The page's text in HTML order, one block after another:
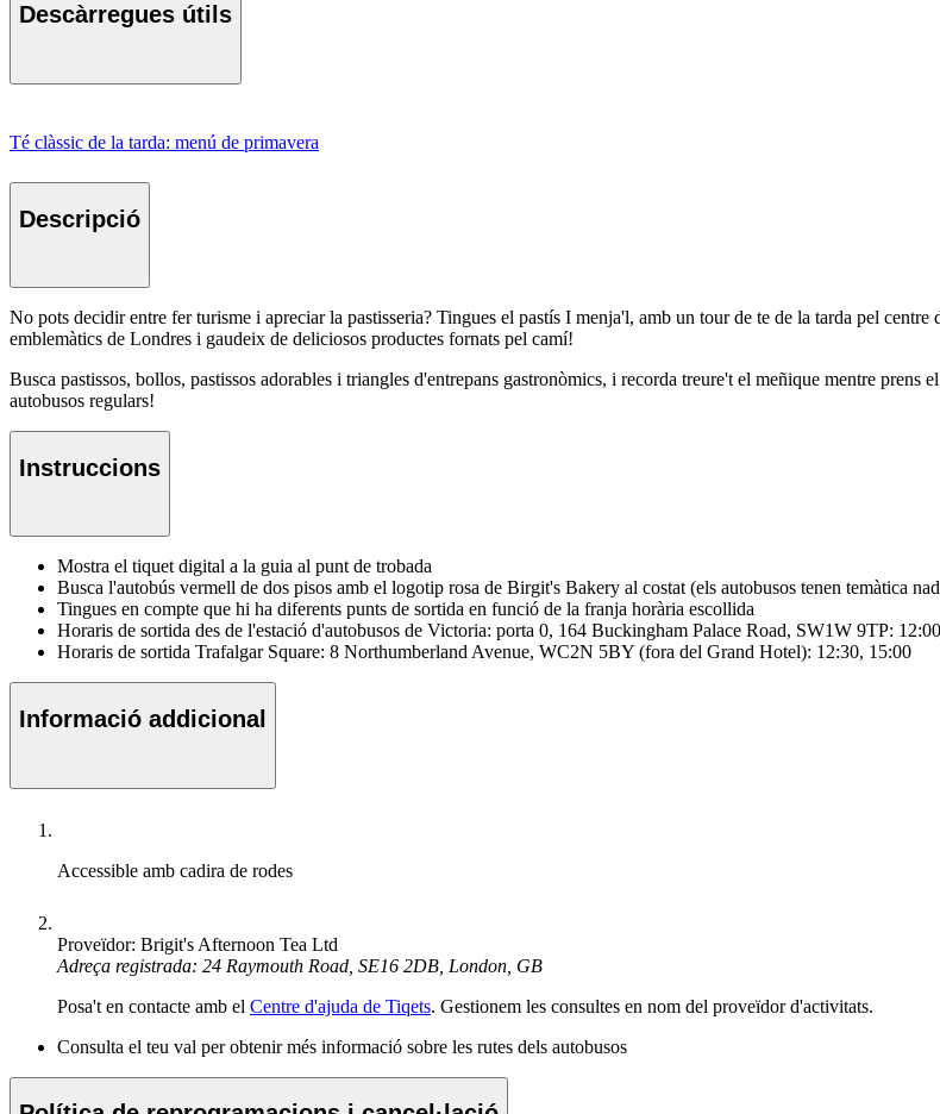
Descàrregues útils
Té clàssic de la tarda: menú de primavera
Descripció
No pots decidir entre fer turisme i apreciar la pastisseria? Tingues el pastís I menja'l, amb un tour de te de la tarda pel
emblemàtics de Londres i gaudeix de deliciosos productes fornats pel camí!
Busca pastissos, bollos, pastissos adorables i triangles d'entrepans gastronòmics, i recorda treure't el meñique mentre
autobusos regulars!
Instruccions
Mostra el tiquet digital a la guia al punt de trobada
Busca l'autobús vermell de dos pisos amb el logotip rosa de Birgit's Bakery al costat (els autobusos tenen temàtica
Tingues en compte que hi ha diferents punts de sortida en funció de la franja horària escollida
Horaris de sortida des de l'estació d'autobusos de Victoria: porta 0, 164 Buckingham Palace Road, SW1W 9TP:
Horaris de sortida Trafalgar Square: 8 Northumberland Avenue, WC2N 5BY (fora del Grand Hotel): 12:30, 15:00
Informació addicional
Accessible amb cadira de rodes
Proveïdor: Brigit's Afternoon Tea Ltd
Adreça registrada: 24 Raymouth Road, SE16 2DB, London, GB
Posa't en contacte amb el Centre d'ajuda de Tiqets. Gestionem les consultes en nom del proveïdor d'activitats.
Consulta el teu val per obtenir més informació sobre les rutes dels autobusos